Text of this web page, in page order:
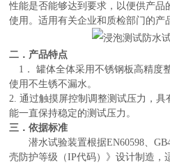
性能是否能够达到要求，以便供产
使用。适用有关企业和质检部门的产
二．产品特点
1． 罐体全体采用不锈钢板高精度
使用不生锈不漏水。
2. 通过触摸屏控制调整测试压力，
能一直保持稳定的测试压力。
三．依据标准
潜水试验装置根据EN60598、
壳防护等级（IP代码）》设计制造，